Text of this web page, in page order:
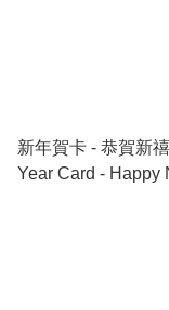
新年賀卡 - 恭賀新
Year Card - Happy